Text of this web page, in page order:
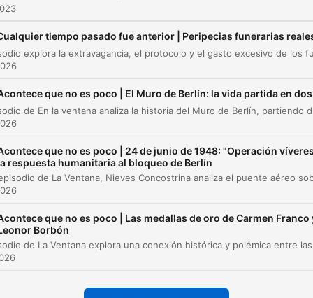
tiempo pasado fue anterior | Peripecias funerarias
que no es poco | El Muro de Berlín: la vida partida en dos
que no es poco | 24 de junio de 1948: "Operación
respuesta humanitaria al bloqueo de Berlín
que no es poco | Las medallas de oro de Carmen Franco
Borbón